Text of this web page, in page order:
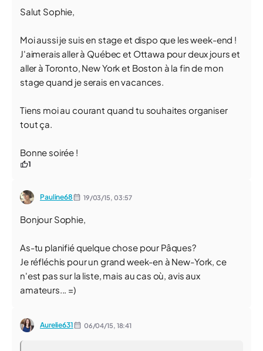
Salut Sophie,
Moi aussi je suis en stage et dispo que les week-end !
J'aimerais aller à Québec et Ottawa pour deux jours et
aller à Toronto, New York et Boston à la fin de mon
stage quand je serais en vacances.
Tiens moi au courant quand tu souhaites organiser
tout ça.
Bonne soirée !
1
Pauline68 19/03/15, 03:57
Bonjour Sophie,
As-tu planifié quelque chose pour Pâques?
Je réfléchis pour un grand week-en à New-York, ce
n'est pas sur la liste, mais au cas où, avis aux
amateurs... =)
Aurelie631 06/04/15, 18:41